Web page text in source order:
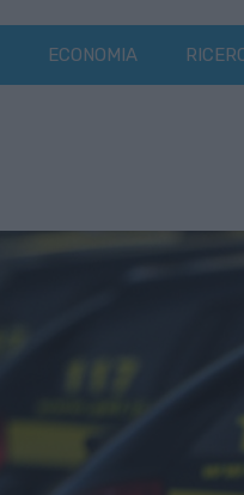
ECONOMIA